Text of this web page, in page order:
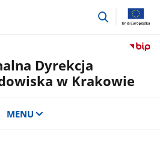
przejdź
Dyrekcja
w Krakowie
MENU